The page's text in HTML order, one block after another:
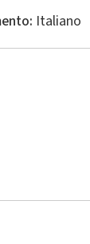
Italiano